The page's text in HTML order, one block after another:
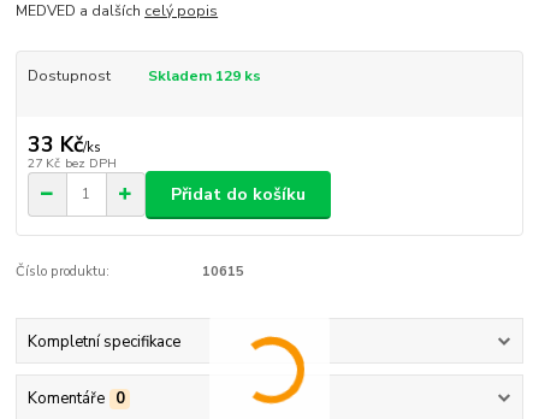
MEDVED a dalších celý popis
Dostupnost Skladem 129 ks
33 Kč/ks
27 Kč bez DPH
Přidat do košíku
Číslo produktu: 10615
Kompletní specifikace
Komentáře 0